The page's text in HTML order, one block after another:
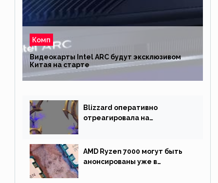
Комп
Видеокарты Intel ARC будут эксклюзивом
Китая на старте
Blizzard оперативно
отреагировала на
AMD Ryzen 7000 могут быть
анонсированы уже в